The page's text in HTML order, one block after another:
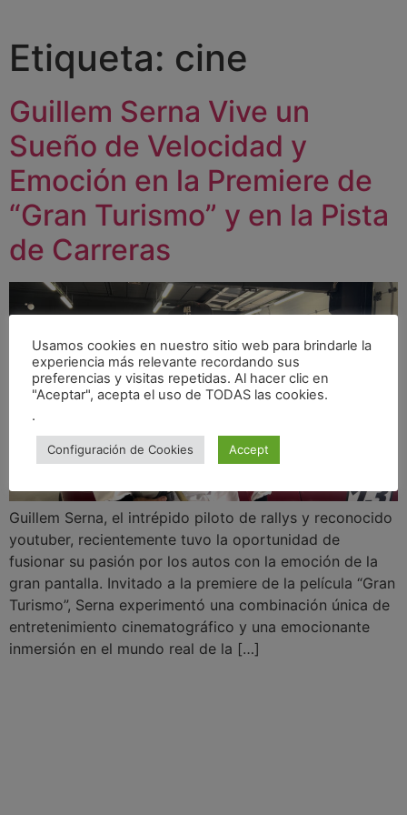
Etiqueta: cine
Guillem Serna Vive un
Sueño de Velocidad y
Emoción en la Premiere de
“Gran Turismo” y en la Pista
de Carreras
Guillem Serna, el intrépido piloto de rallys y reconocido
youtuber, recientemente tuvo la oportunidad de
fusionar su pasión por los autos con la emoción de la
gran pantalla. Invitado a la premiere de la película “Gran
Turismo”, Serna experimentó una combinación única de
entretenimiento cinematográfico y una emocionante
inmersión en el mundo real de la […]
Usamos cookies en nuestro sitio web para brindarle la
experiencia más relevante recordando sus
preferencias y visitas repetidas. Al hacer clic en
"Aceptar", acepta el uso de TODAS las cookies.
.
Configuración de Cookies Accept